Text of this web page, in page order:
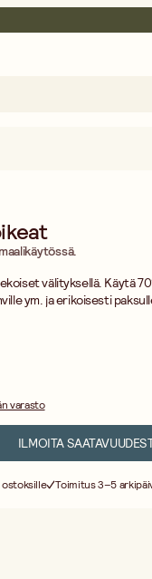
välityksellä. Käytä
ym. ja erikoisesti
varasto
ILMOITA
Toimitus 3–5